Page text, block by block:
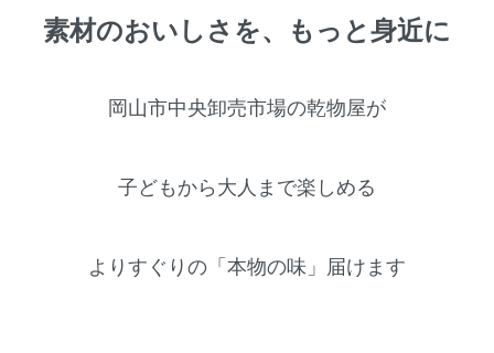
素材のおいしさを、もっと身近に
岡山市中央卸売市場の乾物屋が
子どもから大人まで楽しめる
よりすぐりの「本物の味」届けます